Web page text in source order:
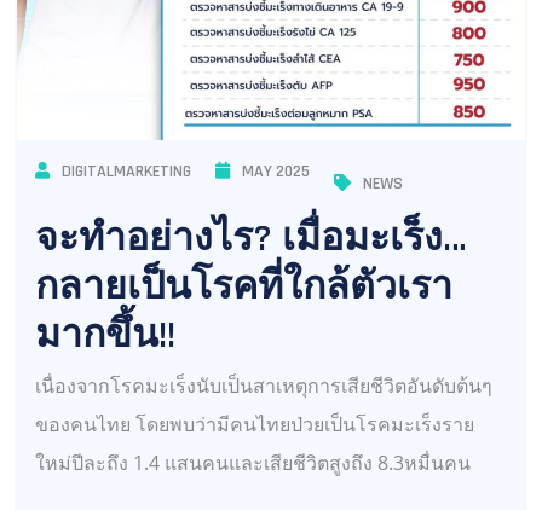
DIGITALMARKETING MAY 2025
NEWS
จะทำอย่างไร? เมื่อมะเร็ง…
กลายเป็นโรคที่ใกล้ตัวเรา
มากขึ้น!!
เนื่องจากโรคมะเร็งนับเป็นสาเหตุการเสียชีวิตอันดับต้นๆ
ของคนไทย โดยพบว่ามีคนไทยป่วยเป็นโรคมะเร็งราย
ใหม่ปีละถึง 1.4 แสนคนและเสียชีวิตสูงถึง 8.3หมื่นคน